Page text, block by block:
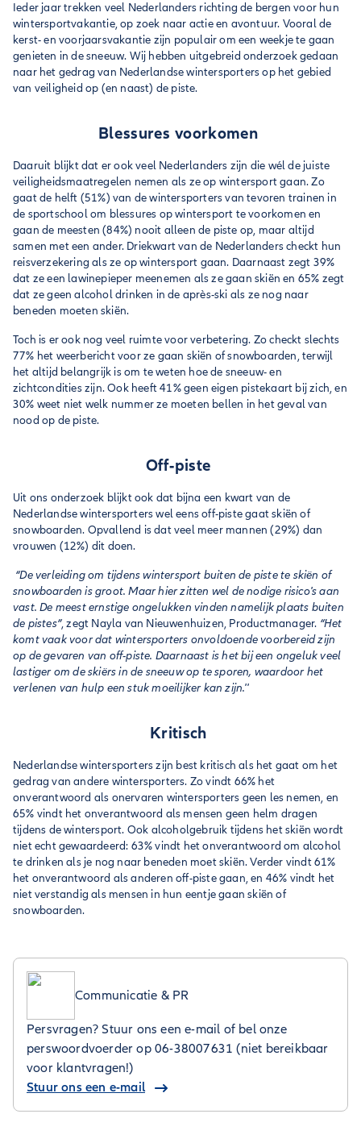
Ieder jaar trekken veel Nederlanders richting de bergen voor hun
wintersportvakantie, op zoek naar actie en avontuur. Vooral de
kerst- en voorjaarsvakantie zijn populair om een weekje te gaan
genieten in de sneeuw. Wij hebben uitgebreid onderzoek gedaan
naar het gedrag van Nederlandse wintersporters op het gebied
van veiligheid op (en naast) de piste.
Blessures voorkomen
Daaruit blijkt dat er ook veel Nederlanders zijn die wél de juiste
veiligheidsmaatregelen nemen als ze op wintersport gaan. Zo
gaat de helft (51%) van de wintersporters van tevoren trainen in
de sportschool om blessures op wintersport te voorkomen en
gaan de meesten (84%) nooit alleen de piste op, maar altijd
samen met een ander. Driekwart van de Nederlanders checkt hun
reisverzekering als ze op wintersport gaan. Daarnaast zegt 39%
dat ze een lawinepieper meenemen als ze gaan skiën en 65% zegt
dat ze geen alcohol drinken in de après-ski als ze nog naar
beneden moeten skiën.
Toch is er ook nog veel ruimte voor verbetering. Zo checkt slechts
77% het weerbericht voor ze gaan skiën of snowboarden, terwijl
het altijd belangrijk is om te weten hoe de sneeuw- en
zichtcondities zijn. Ook heeft 41% geen eigen pistekaart bij zich, en
30% weet niet welk nummer ze moeten bellen in het geval van
nood op de piste.
Off-piste
Uit ons onderzoek blijkt ook dat bijna een kwart van de
Nederlandse wintersporters wel eens off-piste gaat skiën of
snowboarden. Opvallend is dat veel meer mannen (29%) dan
vrouwen (12%) dit doen.
“De verleiding om tijdens wintersport buiten de piste te skiën of
snowboarden is groot. Maar hier zitten wel de nodige risico's aan
vast. De meest ernstige ongelukken vinden namelijk plaats buiten
de pistes”, zegt Nayla van Nieuwenhuizen, Productmanager. “Het
komt vaak voor dat wintersporters onvoldoende voorbereid zijn
op de gevaren van off-piste. Daarnaast is het bij een ongeluk veel
lastiger om de skiërs in de sneeuw op te sporen, waardoor het
verlenen van hulp een stuk moeilijker kan zijn.''
Kritisch
Nederlandse wintersporters zijn best kritisch als het gaat om het
gedrag van andere wintersporters. Zo vindt 66% het
onverantwoord als onervaren wintersporters geen les nemen, en
65% vindt het onverantwoord als mensen geen helm dragen
tijdens de wintersport. Ook alcoholgebruik tijdens het skiën wordt
niet echt gewaardeerd: 63% vindt het onverantwoord om alcohol
te drinken als je nog naar beneden moet skiën. Verder vindt 61%
het onverantwoord als anderen off-piste gaan, en 46% vindt het
niet verstandig als mensen in hun eentje gaan skiën of
snowboarden.
Communicatie & PR
Persvragen? Stuur ons een e-mail of bel onze
perswoordvoerder op 06-38007631 (niet bereikbaar
voor klantvragen!)
Stuur ons een e-mail